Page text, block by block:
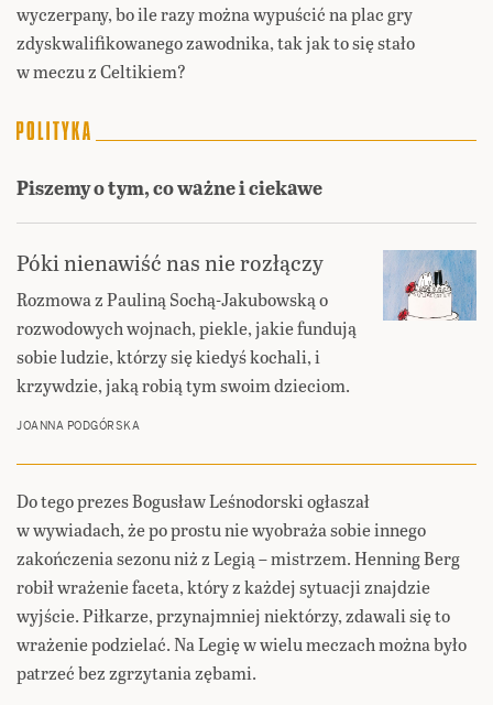
wyczerpany, bo ile razy można wypuścić na plac gry
zdyskwalifikowanego zawodnika, tak jak to się stało
w meczu z Celtikiem?
Piszemy o tym, co ważne i ciekawe
Póki nienawiść nas nie rozłączy
Rozmowa z Pauliną Sochą-Jakubowską o
rozwodowych wojnach, piekle, jakie fundują
sobie ludzie, którzy się kiedyś kochali, i
krzywdzie, jaką robią tym swoim dzieciom.
JOANNA PODGÓRSKA
Do tego prezes Bogusław Leśnodorski ogłaszał
w wywiadach, że po prostu nie wyobraża sobie innego
zakończenia sezonu niż z Legią – mistrzem. Henning Berg
robił wrażenie faceta, który z każdej sytuacji znajdzie
wyjście. Piłkarze, przynajmniej niektórzy, zdawali się to
wrażenie podzielać. Na Legię w wielu meczach można było
patrzeć bez zgrzytania zębami.